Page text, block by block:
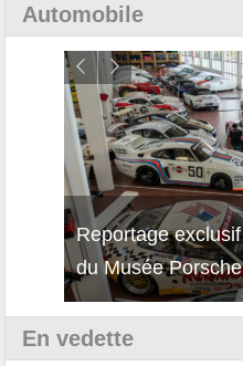
Automobile
Reportage
du Musée Porsche
En vedette